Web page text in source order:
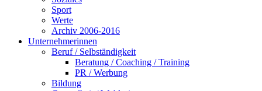
Sport
Werte
Archiv 2006-2016
Unternehmerinnen
Beruf / Selbständigkeit
Beratung / Coaching / Training
PR / Werbung
Bildung